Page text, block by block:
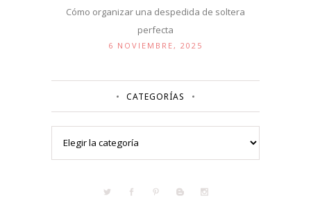
Cómo organizar una despedida de soltera
perfecta
6 NOVIEMBRE, 2025
CATEGORÍAS